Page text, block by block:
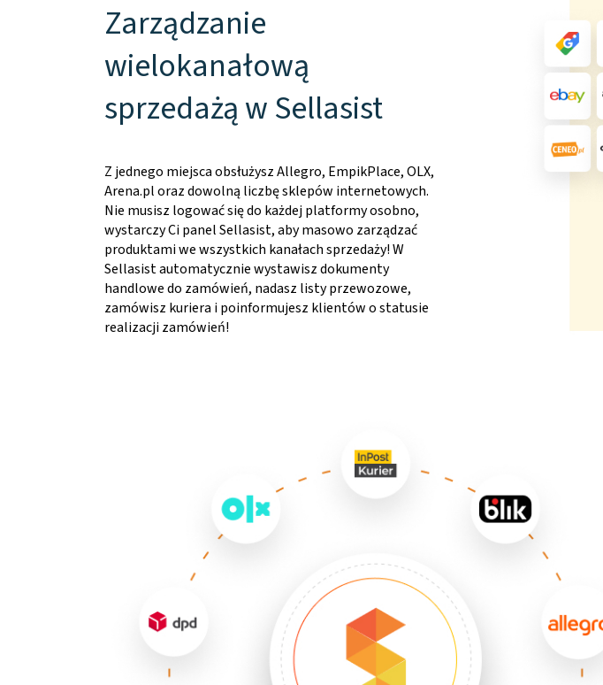
Zarządzanie
wielokanałową
sprzedażą w Sellasist
Z jednego miejsca obsłużysz Allegro, EmpikPlace, OLX,
Arena.pl oraz dowolną liczbę sklepów internetowych.
Nie musisz logować się do każdej platformy osobno,
wystarczy Ci panel Sellasist, aby masowo zarządzać
produktami we wszystkich kanałach sprzedaży! W
Sellasist automatycznie wystawisz dokumenty
handlowe do zamówień, nadasz listy przewozowe,
zamówisz kuriera i poinformujesz klientów o statusie
realizacji zamówień!